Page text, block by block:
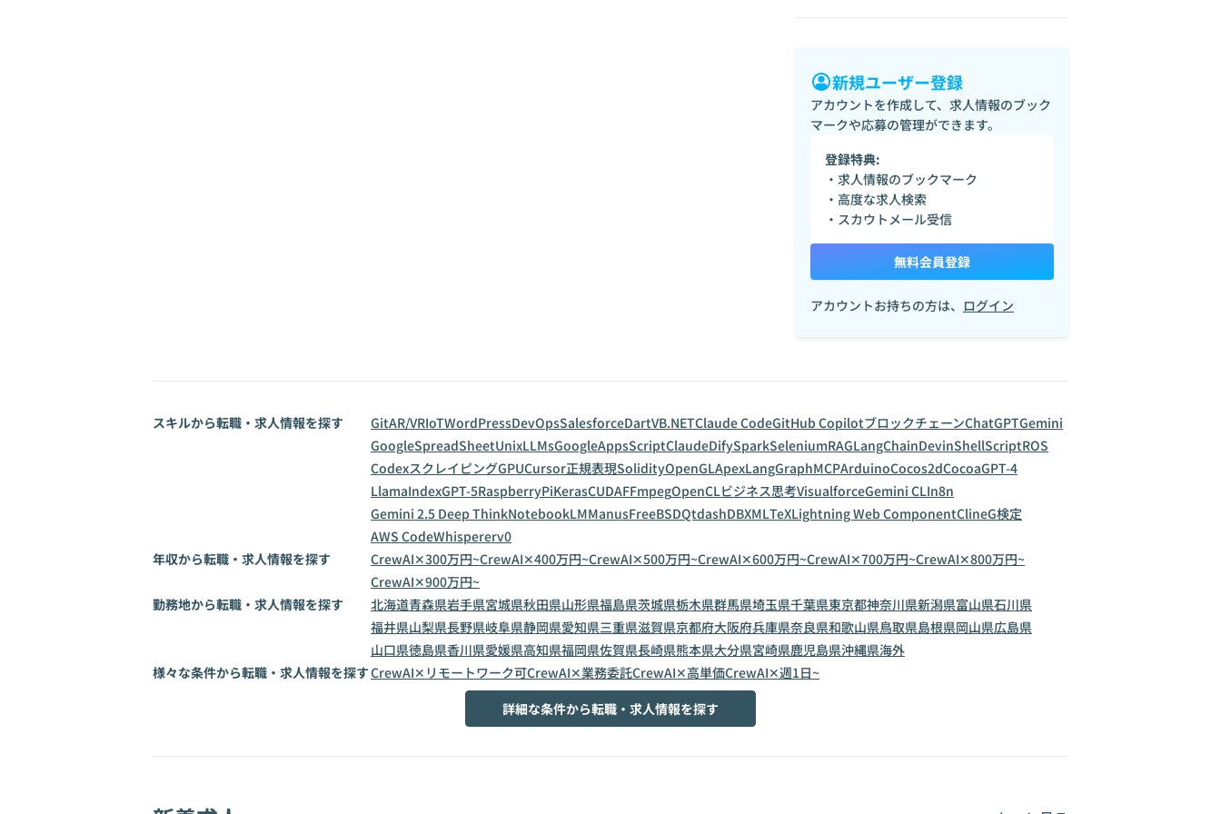
新規ユーザー登録
アカウントを作成して、求人情報のブック
マークや応募の管理ができます。
登録特典:
・求人情報のブックマーク
・高度な求人検索
・スカウトメール受信
無料会員登録
アカウントお持ちの方は、 ログイン
スキルから転職・求人情報を探す GitAR/VRIoTWordPressDevOpsSalesforceDartVB.NETClaude CodeGitHub CopilotブロックチェーンChatGPTGemini
GoogleSpreadSheetUnixLLMsGoogleAppsScriptClaudeDifySparkSeleniumRAGLangChainDevinShellScriptROS
CodexスクレイピングGPUCursor正規表現SolidityOpenGLApexLangGraphMCPArduinoCocos2dCocoaGPT-4
LlamaIndexGPT-5RaspberryPiKerasCUDAFFmpegOpenCLビジネス思考VisualforceGemini CLIn8n
Gemini 2.5 Deep ThinkNotebookLMManusFreeBSDQtdashDBXMLTeXLightning Web ComponentClineG検定
AWS CodeWhispererv0
年収から転職・求人情報を探す
CrewAI✕300万円~CrewAI✕400万円~CrewAI✕500万円~CrewAI✕600万円~CrewAI✕700万円~CrewAI✕800万円~
CrewAI✕900万円~
勤務地から転職・求人情報を探す
北海道青森県岩手県宮城県秋田県山形県福島県茨城県栃木県群馬県埼玉県千葉県東京都神奈川県新潟県富山県石川県
福井県山梨県長野県岐阜県静岡県愛知県三重県滋賀県京都府大阪府兵庫県奈良県和歌山県鳥取県島根県岡山県広島県
山口県徳島県香川県愛媛県高知県福岡県佐賀県長崎県熊本県大分県宮崎県鹿児島県沖縄県海外
様々な条件から転職・求人情報を探すCrewAI✕リモートワーク可CrewAI✕業務委託CrewAI✕高単価CrewAI✕週1日~
詳細な条件から転職・求人情報を探す